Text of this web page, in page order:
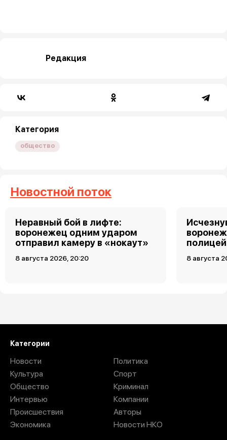
Редакция
Категория
общество
Новостной поток
Неравный бой в лифте:
воронежец одним ударом
отправил камеру в «нокаут»
8 августа 2026, 20:20 8 августа
Категории
Новости
Культура
Общество
Интервью
Происшествия
Экономика
Политика
Спорт
Криминал
Компании
Авторы
Новости НКО